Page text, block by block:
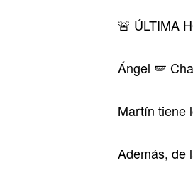
🚨 ÚLTIMA
Ángel 🪽
Martín tiene
Además, de